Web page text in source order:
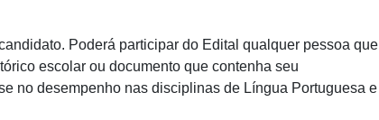
Poderá participar do Edital qualquer pessoa que
escolar ou documento que contenha seu
no desempenho nas disciplinas de Língua Portuguesa e